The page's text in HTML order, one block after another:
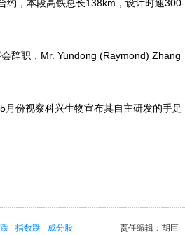
，本段高铁总长138km，设计时速300-
辞职，Mr. Yundong (Raymond) Zhang
份视察科兴生物宣布其自主研发的手足
责任编辑：胡巨
指数跌 成分股